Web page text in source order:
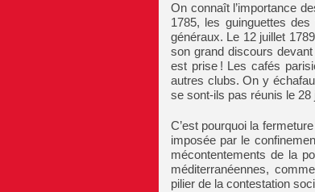
On connaît l’importance
1785, les guinguettes
généraux. Le 12 juillet
son grand discours
est prise ! Les cafés
autres clubs. On y
se sont-ils pas réunis le 28
C’est pourquoi la
imposée par le
mécontentements de la
méditerranéennes,
pilier de la contestation